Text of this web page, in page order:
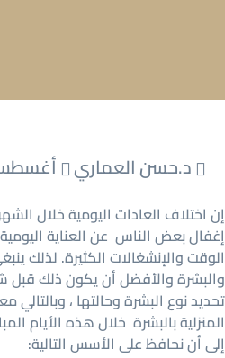
د.حسن العماري أغسطس 30,
إن اختلاف العادات اليومية خلال
إغفال بعض الناس عن العناية
الوقت والإنشغالات الكثيرة. لذلك
والبشرة والأفضل أن يكون ذلك
تحديد نوع البشرة وحالتها ، وبالتالي
المنزلية بالبشرة خلال هذه الأيام
إلى أن نحافظ على الأسس التالية: